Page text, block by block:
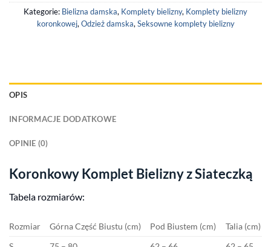
Kategorie: Bielizna damska, Komplety bielizny, Komplety bielizny
koronkowej, Odzież damska, Seksowne komplety bielizny
OPIS
INFORMACJE DODATKOWE
OPINIE (0)
Koronkowy Komplet Bielizny z Siateczką
Tabela rozmiarów:
Rozmiar Górna Część Biustu (cm) Pod Biustem (cm)
Talia (cm)